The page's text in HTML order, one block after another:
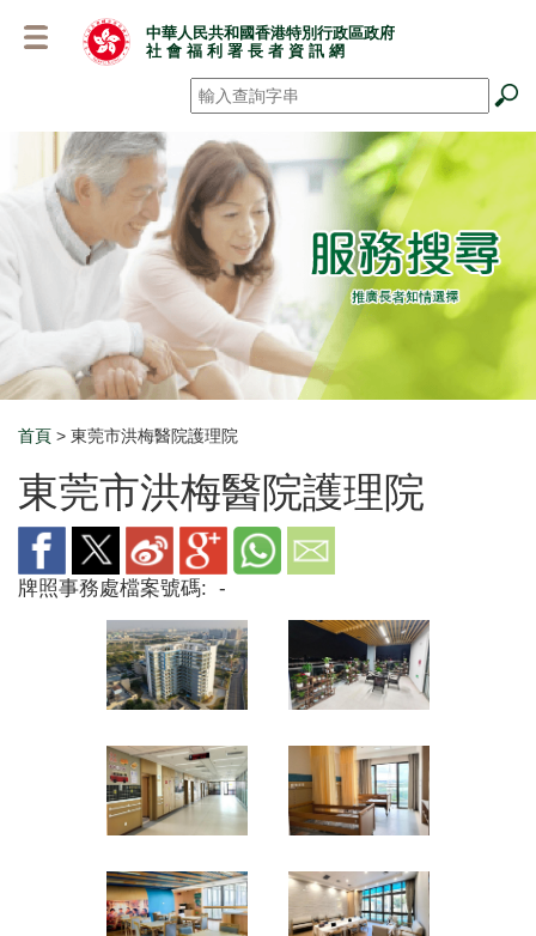
中華人民共和國香港特別行政區政府
社 會 福 利 署 長 者 資 訊 網
搜尋 *
Breadcrumb
首頁 > 東莞市洪梅醫院護理院
東莞市洪梅醫院護理院
牌照事務處檔案號碼: -